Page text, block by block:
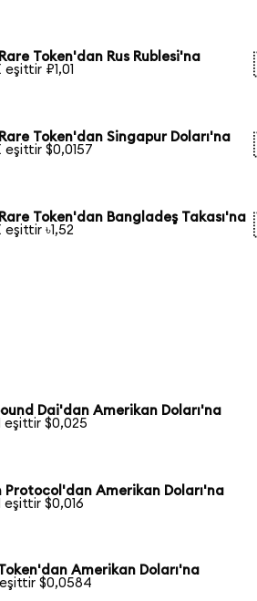
Token'dan Rus Rublesi'na
eşittir ₽1,01
Token'dan Singapur Doları'na
eşittir $0,0157
Token'dan Bangladeş Takası'na
eşittir ৳1,52
Dai'dan Amerikan Doları'na
eşittir $0,025
Protocol'dan Amerikan Doları'na
eşittir $0,016
Amerikan Doları'na
eşittir $0,0584